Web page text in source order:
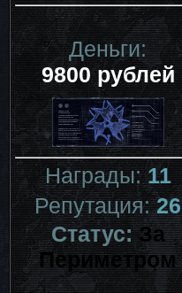
Деньги:
9800 рублей
Награды:11
Репутация:26
Статус:За
Периметром